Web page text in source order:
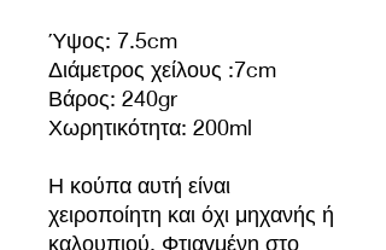
Ύψος: 7.5cm
Διάμετρος χείλους :7cm
Βάρος: 240gr
Χωρητικότητα: 200ml
Η κούπα αυτή είναι
χειροποίητη και όχι μηχανής ή
καλουπιού. Φτιαγμένη στο